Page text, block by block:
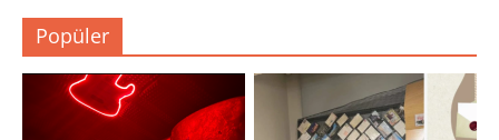
Popüler